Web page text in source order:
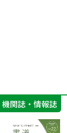
機関誌・情報誌